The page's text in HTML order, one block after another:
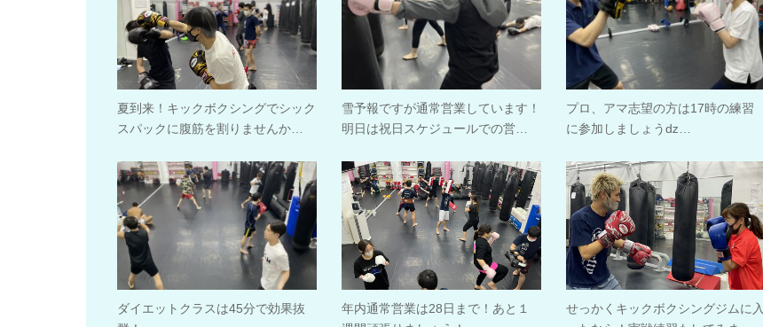
夏到来！キックボクシングでシック
スパックに腹筋を割りませんか…
雪予報ですが通常営業しています！
明日は祝日スケジュールでの営…
プロ、アマ志望の方は17時の練習
に参加しましょうǳ…
ダイエットクラスは45分で効果抜
年内通常営業は28日まで！あと１
せっかくキックボクシングジムに入